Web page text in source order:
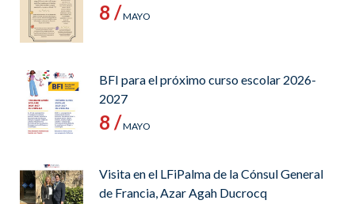
8 /MAYO
BFI para el próximo curso escolar 2026-
2027
8 /MAYO
Visita en el LFiPalma de la Cónsul General
de Francia, Azar Agah Ducrocq